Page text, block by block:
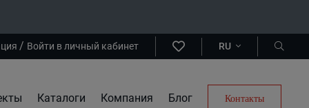
/ Войти в личный кабинет RU
Каталоги Компания Блог Контакты